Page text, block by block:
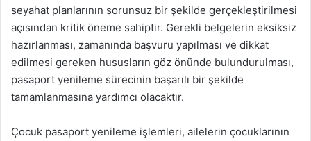
seyahat planlarının sorunsuz bir şekilde gerçekleştirilmesi
açısından kritik öneme sahiptir. Gerekli belgelerin eksiksiz
hazırlanması, zamanında başvuru yapılması ve dikkat
edilmesi gereken hususların göz önünde bulundurulması,
pasaport yenileme sürecinin başarılı bir şekilde
tamamlanmasına yardımcı olacaktır.
Çocuk pasaport yenileme işlemleri, ailelerin çocuklarının